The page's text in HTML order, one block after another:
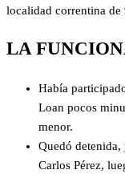
localidad correntina de
LA
Había
Loan pocos
menor.
Quedó
Carlos Pérez,